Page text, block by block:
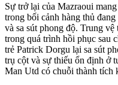
Sự trở lại của Mazraoui
trong bối cảnh hàng thủ
và sa sút phong độ. Trung
trong quá trình hồi phục sau
trẻ Patrick Dorgu lại sa sút
trụ cột và sự thiếu ổn định ở
Man Utd có chuỗi thành tích